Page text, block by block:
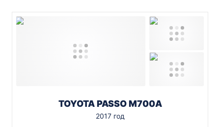
TOYOTA PASSO M700A
2017 год